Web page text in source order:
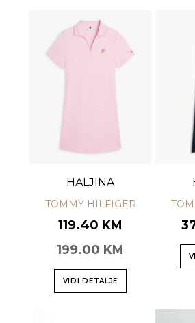
HALJINA
TOMMY HILFIGER
119.40 KM
199.00 KM
VIDI DETALJE